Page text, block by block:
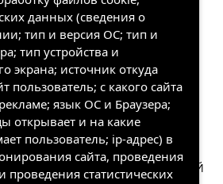
УЛУСНЫЙ КРАЕВЕДЧЕСКИЙ
данных (сведения о
тип и версия ОС; тип и
тип устройства и
экрана; источник откуда
пользователь; с какого сайта
язык ОС и Браузера;
открывает и на какие
пользователь; ip-адрес) в
сайта, проведения
проведения статистических